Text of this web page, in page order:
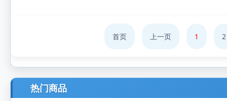
首页 上一页 1 2
热门商品